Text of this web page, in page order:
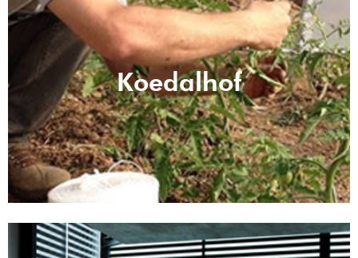
Koedalhof